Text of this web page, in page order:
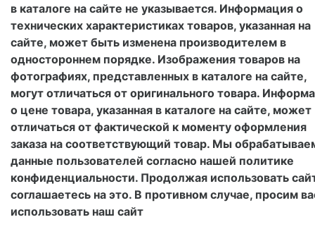
в каталоге на сайте не указывается. Информация о
технических характеристиках товаров, указанная на
сайте, может быть изменена производителем в
одностороннем порядке. Изображения товаров на
фотографиях, представленных в каталоге на сайте,
могут отличаться от оригинального товара.
о цене товара, указанная в каталоге на сайте, может
отличаться от фактической к моменту оформления
заказа на соответствующий товар. Мы
данные пользователей согласно нашей политике
конфиденциальности. Продолжая использовать
соглашаетесь на это. В противном случае, просим
использовать наш сайт